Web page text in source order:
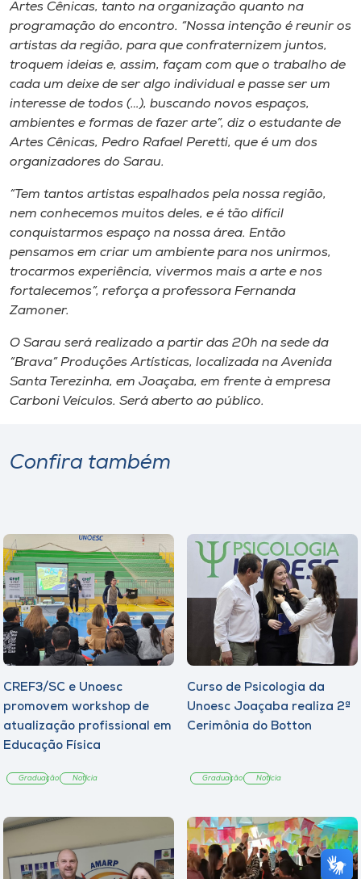
Biblioteca
Editora
Rádio
Museu
Unoesc
Store
Selecione
Artes Cênicas, tanto na organização quanto na
programação do encontro. “Nossa intenção é reunir os
artistas da região, para que confraternizem juntos,
troquem ideias e, assim, façam com que o trabalho de
cada um deixe de ser algo individual e passe ser um
interesse de todos (…), buscando novos espaços,
ambientes e formas de fazer arte”, diz o estudante de
Artes Cênicas, Pedro Rafael Peretti, que é um dos
organizadores do Sarau.
“Tem tantos artistas espalhados pela nossa região,
nem conhecemos muitos deles, e é tão difícil
conquistarmos espaço na nossa área. Então
pensamos em criar um ambiente para nos unirmos,
trocarmos experiência, vivermos mais a arte e nos
fortalecemos”, reforça a professora Fernanda
Zamoner.
O Sarau será realizado a partir das 20h na sede da
“Brava” Produções Artísticas, localizada na Avenida
Santa Terezinha, em Joaçaba, em frente à empresa
Carboni Veículos. Será aberto ao público.
Confira também
CREF3/SC e Unoesc
promovem workshop de
atualização profissional em
Educação Física
Graduação Notícia
Curso de Psicologia da
Unoesc Joaçaba realiza 2ª
Cerimônia do Botton
Graduação Notícia